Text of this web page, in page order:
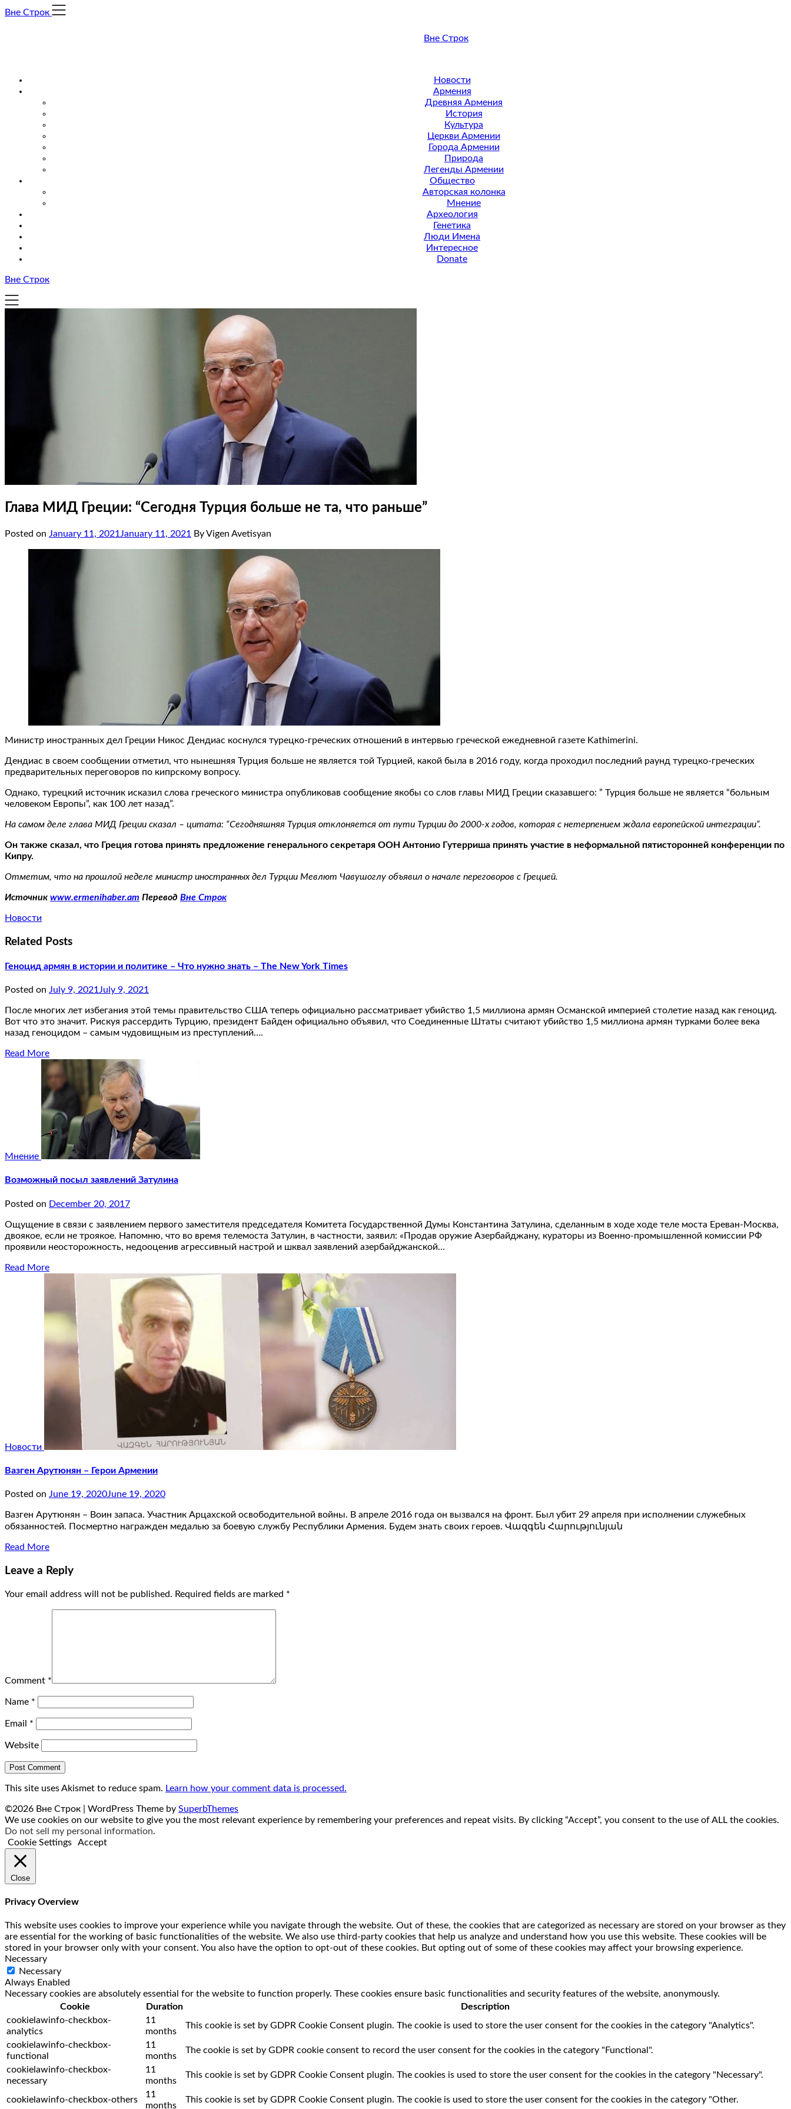
Skip
Вне Строк
Вне Строк
Новости
Армения
Древняя Армения
История
Культура
Церкви Армении
Города Армении
Природа
Легенды Армении
Общество
Авторская колонка
Мнение
Археология
Генетика
Люди Имена
Интересное
Donate
Вне Строк
Глава МИД Греции: “Сегодня Турция больше не та, что раньше”
Posted on January 11, 2021 January 11, 2021 By Vigen Avetisyan
Министр иностранных дел Греции Никос Дендиас коснулся турецко-греческих отношений в интервью греческой ежедневной газете Kathimerini.
Дендиас в своем сообщении отметил, что нынешняя Турция больше не является той Турцией, какой была в 2016 году, когда проходил последний раунд турецко-греческих
предварительных переговоров по кипрскому вопросу.
Однако, турецкий источник исказил слова греческого министра опубликовав сообщение якобы со слов главы МИД Греции сказавшего: ” Турция больше не является “больным
человеком Европы”, как 100 лет назад”.
На самом деле глава МИД Греции сказал – цитата: “Сегодняшняя Турция отклоняется от пути Турции до 2000-х годов, которая с нетерпением ждала европейской интеграции”.
Он также сказал, что Греция готова принять предложение генерального секретаря ООН Антонио Гутерриша принять участие в неформальной пятисторонней конференции по
Кипру.
Отметим, что на прошлой неделе министр иностранных дел Турции Мевлют Чавушоглу объявил о начале переговоров с Грецией.
Источник www.ermenihaber.am Перевод Вне Строк
Новости
Related Posts
Геноцид армян в истории и политике – Что нужно знать – The New York Times
Posted on July 9, 2021 July 9, 2021
После многих лет избегания этой темы правительство США теперь официально рассматривает убийство 1,5 миллиона армян Османской империей столетие назад как геноцид.
Вот что это значит. Рискуя рассердить Турцию, президент Байден официально объявил, что Соединенные Штаты считают убийство 1,5 миллиона армян турками более века
назад геноцидом – самым чудовищным из преступлений….
Read More
Мнение
Возможный посыл заявлений Затулина
Posted on December 20, 2017
Ощущение в связи с заявлением первого заместителя председателя Комитета Государственной Думы Константина Затулина, сделанным в ходе ходе теле моста Ереван-Москва,
двоякое, если не троякое. Напомню, что во время телемоста Затулин, в частности, заявил: «Продав оружие Азербайджану, кураторы из Военно-промышленной комиссии РФ
проявили неосторожность, недооценив агрессивный настрой и шквал заявлений азербайджанской…
Read More
Новости
Вазген Арутюнян – Герои Армении
Posted on June 19, 2020June 19, 2020
Вазген Арутюнян – Воин запаса. Участник Арцахской освободительной войны. В апреле 2016 года он вызвался на фронт. Был убит 29 апреля при исполнении служебных
обязанностей. Посмертно награжден медалью за боевую службу Республики Армения. Будем знать своих героев. Վազգեն Հարությունյան
Read More
Leave a Reply
Your email address will not be published. Required fields are marked *
Comment *
Name *
Email *
Website
This site uses Akismet to reduce spam. Learn how your comment data is processed.
©2026 Вне Строк | WordPress Theme by SuperbThemes
We use cookies on our website to give you the most relevant experience by remembering your preferences and repeat visits. By clicking “Accept”, you consent to the use of ALL the cookies.
Do not sell my personal information.
Cookie Settings
Accept
Close
Privacy Overview
This website uses cookies to improve your experience while you navigate through the website. Out of these, the cookies that are categorized as necessary are stored on your browser as they
are essential for the working of basic functionalities of the website. We also use third-party cookies that help us analyze and understand how you use this website. These cookies will be
stored in your browser only with your consent. You also have the option to opt-out of these cookies. But opting out of some of these cookies may affect your browsing experience.
Necessary
Necessary
Always Enabled
Necessary cookies are absolutely essential for the website to function properly. These cookies ensure basic functionalities and security features of the website, anonymously.
Cookie
Duration
Description
cookielawinfo-checkbox-
analytics
11
months
This cookie is set by GDPR Cookie Consent plugin. The cookie is used to store the user consent for the cookies in the category "Analytics".
cookielawinfo-checkbox-
functional
11
months
The cookie is set by GDPR cookie consent to record the user consent for the cookies in the category "Functional".
cookielawinfo-checkbox-
necessary
11
months
This cookie is set by GDPR Cookie Consent plugin. The cookies is used to store the user consent for the cookies in the category "Necessary".
cookielawinfo-checkbox-others
11
months
This cookie is set by GDPR Cookie Consent plugin. The cookie is used to store the user consent for the cookies in the category "Other.